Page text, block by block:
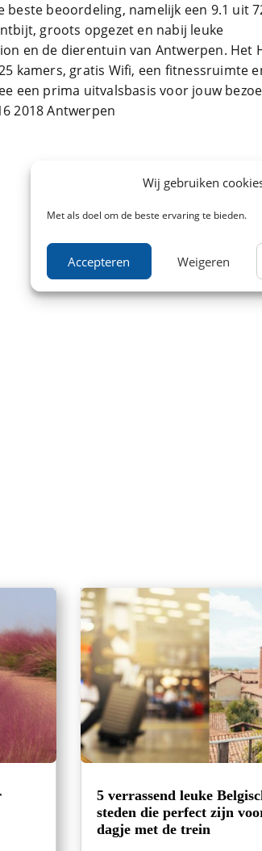
Wij gebruiken
Met als doel om de beste ervaring te bieden.
Accepteren Weigeren
beste beoordeling, namelijk een 9.1 uit
groots opgezet en nabij leuke
en de dierentuin van Antwerpen. Het
kamers, gratis Wifi, een fitnessruimte
een prima uitvalsbasis voor jouw
2018 Antwerpen
5 verrassend leuke
steden die perfect zijn
dagje met de trein